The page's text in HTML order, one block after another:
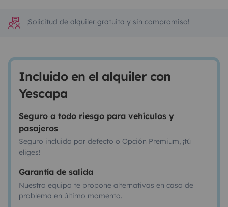
¡Solicitud de alquiler gratuita y sin compromiso!
Incluido en el alquiler con
Yescapa
Seguro a todo riesgo para vehículos y
pasajeros
Seguro incluido por defecto o Opción Premium, ¡tú
eliges!
Garantía de salida
Nuestro equipo te propone alternativas en caso de
problema en último momento.